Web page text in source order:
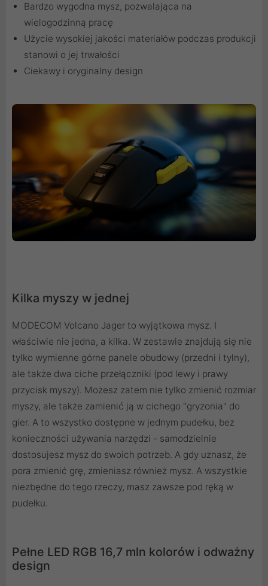
Bardzo wygodna mysz, pozwalająca na
wielogodzinną pracę
Użycie wysokiej jakości materiałów podczas produkcji
stanowi o jej trwałości
Ciekawy i oryginalny design
Kilka myszy w jednej
MODECOM Volcano Jager to wyjątkowa mysz. I
właściwie nie jedna, a kilka. W zestawie znajdują się nie
tylko wymienne górne panele obudowy (przedni i tylny),
ale także dwa ciche przełączniki (pod lewy i prawy
przycisk myszy). Możesz zatem nie tylko zmienić rozmiar
myszy, ale także zamienić ją w cichego "gryzonia" do
gier. A to wszystko dostępne w jednym pudełku, bez
konieczności używania narzędzi - samodzielnie
dostosujesz mysz do swoich potrzeb. A gdy uznasz, że
pora zmienić grę, zmieniasz również mysz. A wszystkie
niezbędne do tego rzeczy, masz zawsze pod ręką w
pudełku.
Pełne LED RGB 16,7 mln kolorów i odważny
design